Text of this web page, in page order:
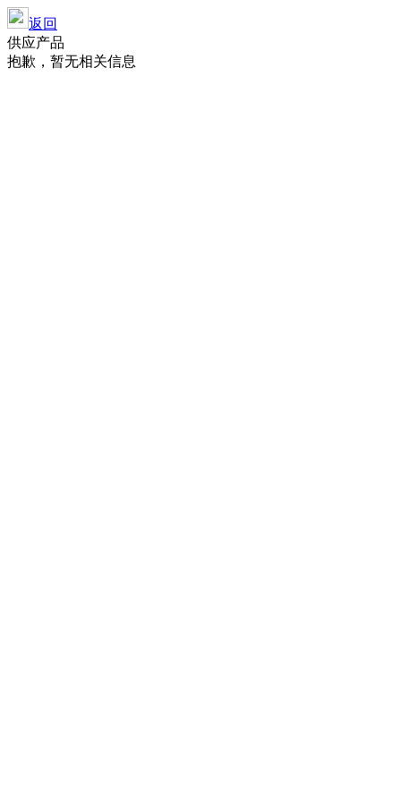
返回
供应产品
抱歉，暂无相关信息